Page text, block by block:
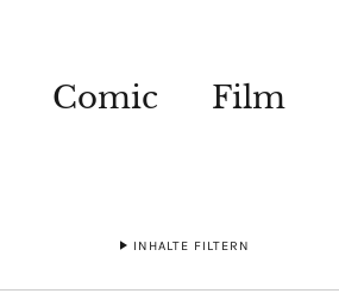
Comic Film
INHALTE FILTERN